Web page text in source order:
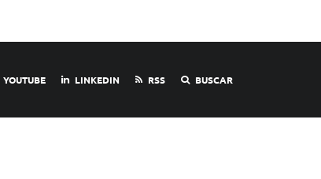
YOUTUBE LINKEDIN RSS BUSCAR